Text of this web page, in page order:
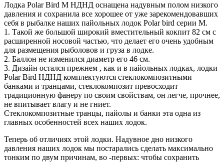
Лодка Polar Bird М НДНД оснащена надувным полом низкого
давления и сохранила все хорошее от уже зарекомендовавших
себя в рыбалке наших пайольных лодок Polar bird серии М.
1. Такой же большой широкий вместительный кокпит 82 см с
расширенной носовой частью, что делает его очень удобным
для размещения рыболовов и груза в лодке.
2. Баллон не изменился диаметр его 46 см.
3. Дизайн остался прежнем , как и в пайольных лодках, лодки
Polar Bird НДНД комплектуются стеклокомпозитными
банками и транцами, стеклокомпозит превосходит
традиционную фанеру по своим свойствам, он легче, прочнее,
не впитывает влагу и не гниет.
Cтеклокомпозитные транцы, пайолы и банки эта одна из
главных особенностей всех наших лодок.
Теперь об отличиях этой лодки. Надувное дно низкого
давления наших лодок мы постарались сделать максимально
тонким по двум причинам, во -первых: чтобы сохранить